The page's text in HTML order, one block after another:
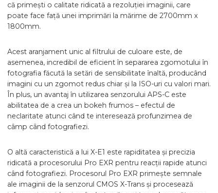
că primești o calitate ridicată a rezoluției imaginii, care
poate face față unei imprimări la mărime de 2700mm x
1800mm.
Acest aranjament unic al filtrului de culoare este, de
asemenea, incredibil de eficient în separarea zgomotului în
fotografia făcută la setări de sensibilitate înaltă, producând
imagini cu un zgomot redus chiar și la ISO-uri cu valori mari.
În plus, un avantaj în utilizarea senzorului APS-C este
abilitatea de a crea un bokeh frumos – efectul de
neclaritate atunci când te interesează profunzimea de
câmp când fotografiezi.
O altă caracteristică a lui X-E1 este rapiditatea și precizia
ridicată a procesorului Pro EXR pentru reacții rapide atunci
când fotografiezi. Procesorul Pro EXR primește semnale
ale imaginii de la senzorul CMOS X-Trans și procesează